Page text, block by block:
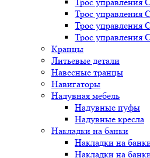
Трос управления
Трос управления
Трос управления
Кранцы
Литьевые детали
Навесные транцы
Навигаторы
Надувная мебель
Надувные пуфы
Надувные кресла
Накладки на банки
Накладки на
Накладки на